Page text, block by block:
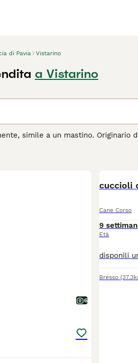
di Pavia Vistarino
a Vistarino
simile a un mastino.
e leale. Chiunque desideri
per informazioni su questa
6
cuccioli
Cane Corso
9
Età
Bresso